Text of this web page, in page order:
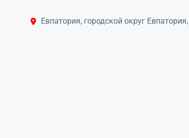
Евпатория, городской округ